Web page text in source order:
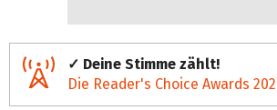
✓ Deine Stimme zählt!
Die Reader's Choice Awards